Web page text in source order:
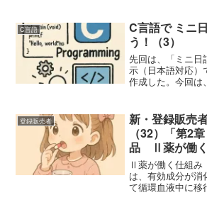
C言語
C言語で ミニ
う！（3）
先回は、「ミニ日
示（日本語対応）
作成した。今回は
み、日記エントリ
② 過去2...
登録販売者
新・登録販売
（32）「第2
品 Ⅱ薬が働く
Ⅱ薬が働く仕組み
は、有効成分が消
て循環血液中に移